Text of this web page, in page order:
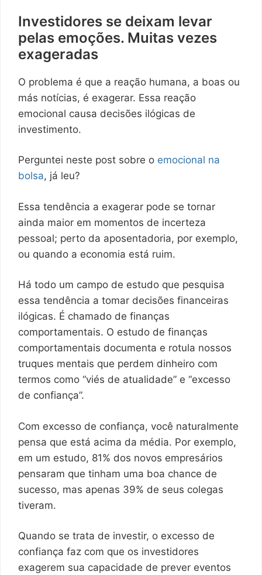
Investidores se deixam levar
pelas emoções. Muitas vezes
exageradas
O problema é que a reação humana, a boas ou
más notícias, é exagerar. Essa reação
emocional causa decisões ilógicas de
investimento.
Perguntei neste post sobre o emocional na
bolsa, já leu?
Essa tendência a exagerar pode se tornar
ainda maior em momentos de incerteza
pessoal; perto da aposentadoria, por exemplo,
ou quando a economia está ruim.
Há todo um campo de estudo que pesquisa
essa tendência a tomar decisões financeiras
ilógicas. É chamado de finanças
comportamentais. O estudo de finanças
comportamentais documenta e rotula nossos
truques mentais que perdem dinheiro com
termos como “viés de atualidade” e “excesso
de confiança”.
Com excesso de confiança, você naturalmente
pensa que está acima da média. Por exemplo,
em um estudo, 81% dos novos empresários
pensaram que tinham uma boa chance de
sucesso, mas apenas 39% de seus colegas
tiveram.
Quando se trata de investir, o excesso de
confiança faz com que os investidores
exagerem sua capacidade de prever eventos